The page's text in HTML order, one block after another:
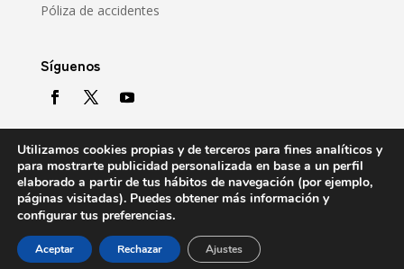
Póliza de accidentes
Síguenos
Copyright © 2021 Gipuzkoako Mendizale Federazioa
KIROL ETXEA – Anoeta Ib. 5, 20014 DONOSTIA · Tel:
Utilizamos cookies propias y de terceros para fines analíticos y
para mostrarte publicidad personalizada en base a un perfil
elaborado a partir de tus hábitos de navegación (por ejemplo,
páginas visitadas). Puedes obtener más información y
configurar tus preferencias.
Aceptar Rechazar Ajustes